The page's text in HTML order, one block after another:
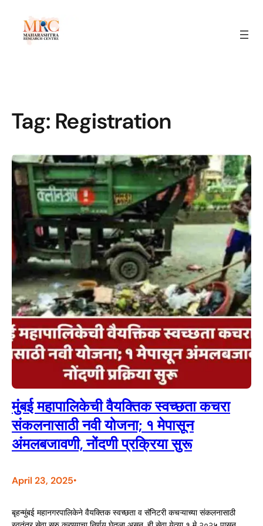
Tag: Registration
मुंबई महापालिकेची वैयक्तिक स्वच्छता कचरा
संकलनासाठी नवी योजना; १ मेपासून
अंमलबजावणी, नोंदणी प्रक्रिया सुरू
April 23, 2025•
बृहन्मुंबई महानगरपालिकेने वैयक्तिक स्वच्छता व सॅनिटरी कचऱ्याच्या संकलनासाठी